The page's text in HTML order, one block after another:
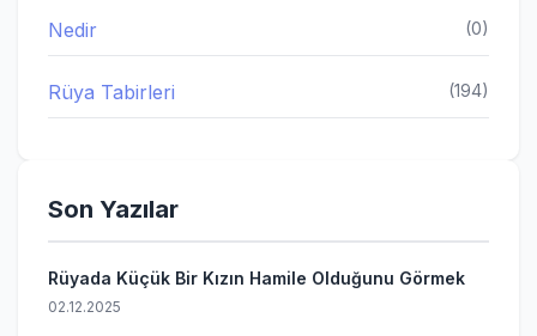
Nedir (0)
Rüya Tabirleri (194)
Son Yazılar
Rüyada Küçük Bir Kızın Hamile Olduğunu Görmek
02.12.2025